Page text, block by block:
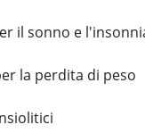
il sonno e
la perdita di peso